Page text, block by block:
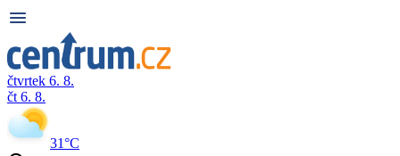
čtvrtek 6. 8.
čt 6. 8.
31°C